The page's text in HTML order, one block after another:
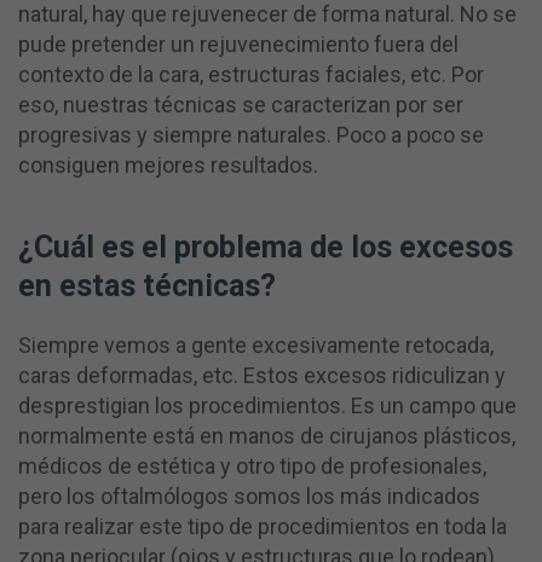
natural, hay que rejuvenecer de forma natural. No se
pude pretender un rejuvenecimiento fuera del
contexto de la cara, estructuras faciales, etc. Por
eso, nuestras técnicas se caracterizan por ser
progresivas y siempre naturales. Poco a poco se
consiguen mejores resultados.
¿Cuál es el problema de los excesos
en estas técnicas?
Siempre vemos a gente excesivamente retocada,
caras deformadas, etc. Estos excesos ridiculizan y
desprestigian los procedimientos. Es un campo que
normalmente está en manos de cirujanos plásticos,
médicos de estética y otro tipo de profesionales,
pero los oftalmólogos somos los más indicados
para realizar este tipo de procedimientos en toda la
zona periocular (ojos y estructuras que lo rodean).